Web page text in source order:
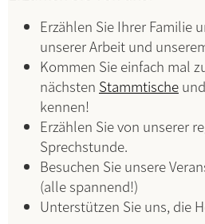
Erzählen Sie Ihrer Familie
unserer Arbeit und
Kommen Sie einfach mal
nächsten Stammtische
kennen!
Erzählen Sie von unserer
Sprechstunde.
Besuchen Sie unsere
(alle spannend!)
Unterstützen Sie uns, die